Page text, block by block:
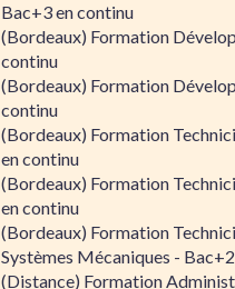
Bac+3 en continu
(Bordeaux) Formation
continu
(Bordeaux) Formation
continu
(Bordeaux) Formation
en continu
(Bordeaux) Formation
en continu
(Bordeaux) Formation
Systèmes Mécaniques -
(Distance) Formation